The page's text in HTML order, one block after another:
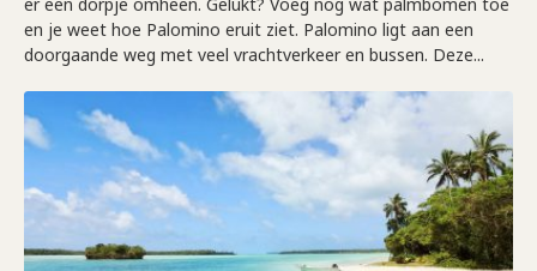
en je weet hoe Palomino eruit ziet. Palomino ligt aan een
doorgaande weg met veel vrachtverkeer en bussen. Deze...